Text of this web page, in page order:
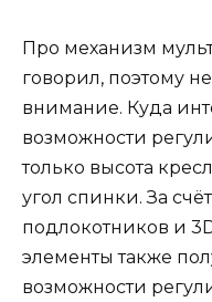
Про механизм
говорил, поэтому
внимание. Куда
возможности
только высота
угол спинки. За
подлокотников и
элементы также
возможности